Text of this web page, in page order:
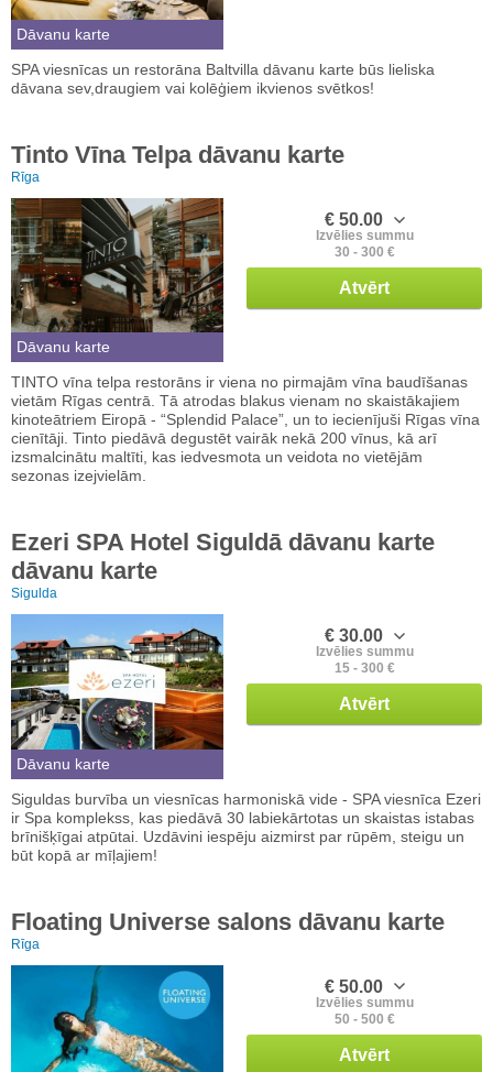
Dāvanu karte
SPA viesnīcas un restorāna Baltvilla dāvanu karte būs lieliska
dāvana sev,draugiem vai kolēģiem ikvienos svētkos!
Tinto Vīna Telpa dāvanu karte
Rīga
Dāvanu karte
€ 50.00
Izvēlies summu
30 - 300 €
Atvērt
TINTO vīna telpa restorāns ir viena no pirmajām vīna baudīšanas
vietām Rīgas centrā. Tā atrodas blakus vienam no skaistākajiem
kinoteātriem Eiropā - “Splendid Palace”, un to iecienījuši Rīgas vīna
cienītāji. Tinto piedāvā degustēt vairāk nekā 200 vīnus, kā arī
izsmalcinātu maltīti, kas iedvesmota un veidota no vietējām
sezonas izejvielām.
Ezeri SPA Hotel Siguldā dāvanu karte
dāvanu karte
Sigulda
Dāvanu karte
€ 30.00
Izvēlies summu
15 - 300 €
Atvērt
Siguldas burvība un viesnīcas harmoniskā vide - SPA viesnīca Ezeri
ir Spa komplekss, kas piedāvā 30 labiekārtotas un skaistas istabas
brīnišķīgai atpūtai. Uzdāvini iespēju aizmirst par rūpēm, steigu un
būt kopā ar mīļajiem!
Floating Universe salons dāvanu karte
Rīga
€ 50.00
Izvēlies summu
50 - 500 €
Atvērt